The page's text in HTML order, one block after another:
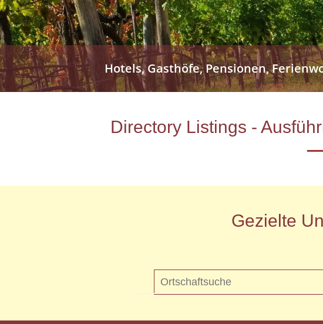
Hotels, Gasthöfe, Pensionen,
Directory Listings -
Gezielte